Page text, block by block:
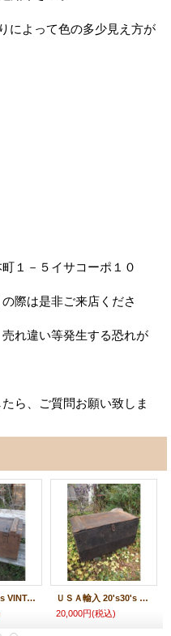
よって色の多少見え方が
１－５イサコーポ１０
際は是非ご来店くださ
れ違い等発生する恐れが
ら、ご質問お願い致しま
ＵＳＡ輸入 30's VINTAGE ビンテージ Wood tool BOX 道具箱
ＵＳＡ輸入 20's30's VINTAGE ビンテージ Wood tool BOX 道具箱
20,000円(税込)